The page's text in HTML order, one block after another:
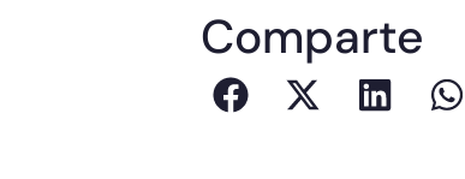
Comparte